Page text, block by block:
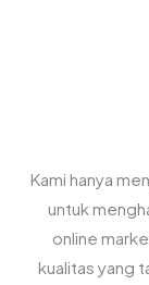
Kami hanya
untuk
online
kualitas yang